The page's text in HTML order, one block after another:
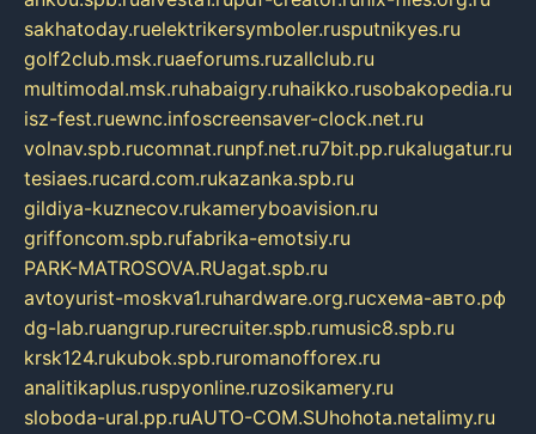
sakhatoday.ruelektrikersymboler.rusputnikyes.ru
golf2club.msk.ruaeforums.ruzallclub.ru
multimodal.msk.ruhabaigry.ruhaikko.rusobakopedia.ru
isz-fest.ruewnc.infoscreensaver-clock.net.ru
volnav.spb.rucomnat.runpf.net.ru7bit.pp.rukalugatur.ru
tesiaes.rucard.com.rukazanka.spb.ru
gildiya-kuznecov.rukameryboavision.ru
griffoncom.spb.rufabrika-emotsiy.ru
PARK-MATROSOVA.RUagat.spb.ru
avtoyurist-moskva1.ruhardware.org.ruсхема-авто.рф
dg-lab.ruangrup.rurecruiter.spb.rumusic8.spb.ru
krsk124.rukubok.spb.ruromanofforex.ru
analitikaplus.ruspyonline.ruzosikamery.ru
sloboda-ural.pp.ruAUTO-COM.SUhohota.netalimy.ru